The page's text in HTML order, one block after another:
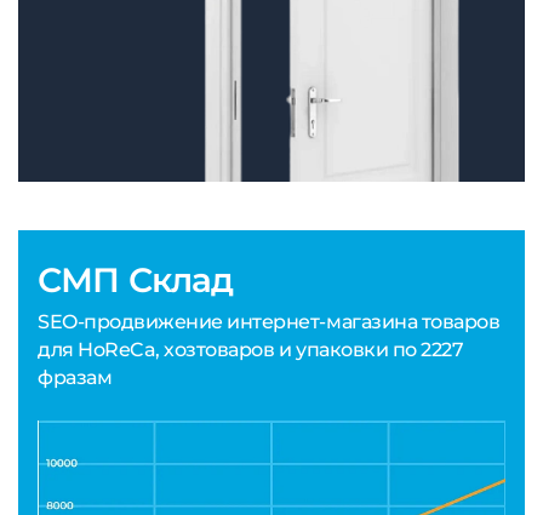
СМП Склад
SEO-продвижение интернет-магазина товаров
для HoReCa, хозтоваров и упаковки по 2227
фразам